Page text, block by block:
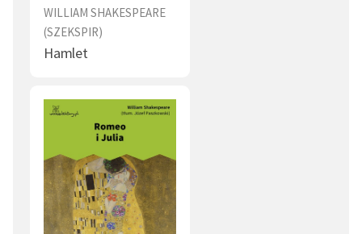
WILLIAM SHAKESPEARE
(SZEKSPIR)
Hamlet